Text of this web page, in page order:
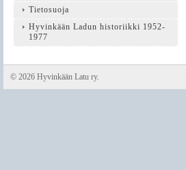
Tietosuoja
Hyvinkään Ladun historiikki 1952-
1977
© 2026 Hyvinkään Latu ry.